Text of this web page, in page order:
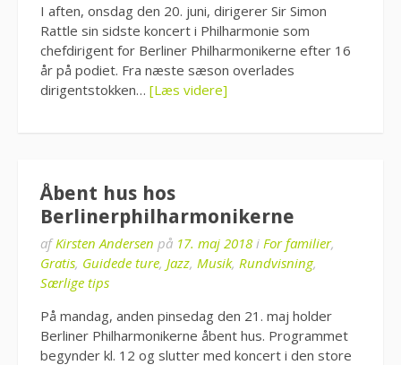
I aften, onsdag den 20. juni, dirigerer Sir Simon
Rattle sin sidste koncert i Philharmonie som
chefdirigent for Berliner Philharmonikerne efter 16
år på podiet. Fra næste sæson overlades
dirigentstokken… [Læs videre]
Åbent hus hos
Berlinerphilharmonikerne
afKirsten Andersen på 17. maj 2018 i For familier,
Gratis, Guidede ture, Jazz, Musik, Rundvisning,
Særlige tips
På mandag, anden pinsedag den 21. maj holder
Berliner Philharmonikerne åbent hus. Programmet
begynder kl. 12 og slutter med koncert i den store